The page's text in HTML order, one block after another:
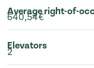
Average right-of-
640,54€
Elevators
2